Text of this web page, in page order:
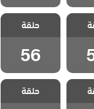
هذا
يسعني
57
مسلسل هذا
العالم لا يسعني
مدبلج الحلقة 56
حلقة
56
هذا
يسعني
46
مسلسل هذا
العالم لا يسعني
مدبلج الحلقة 45
حلقة